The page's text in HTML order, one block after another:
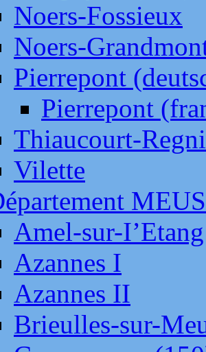
Noers-Fossieux
Noers-
Pierrepont
Pierrepont
Thiaucourt-
Vilette
Amel-sur-
Azannes I
Azannes II
Brieulles-sur-